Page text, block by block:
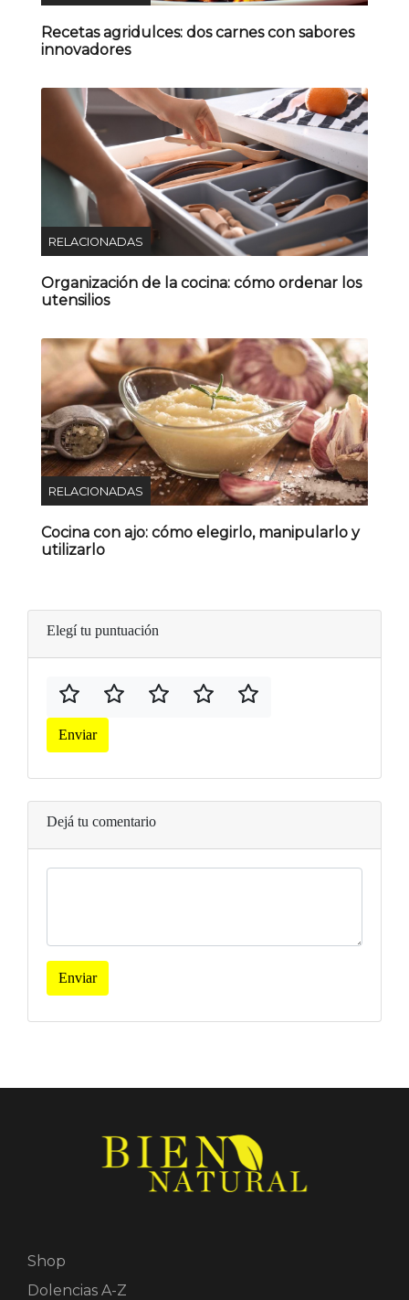
Recetas agridulces: dos carnes con sabores
innovadores
RELACIONADAS
Organización de la cocina: cómo ordenar los
utensilios
RELACIONADAS
Cocina con ajo: cómo elegirlo, manipularlo y
utilizarlo
Elegí tu puntuación
Enviar
Dejá tu comentario
Enviar
Shop
Dolencias A-Z